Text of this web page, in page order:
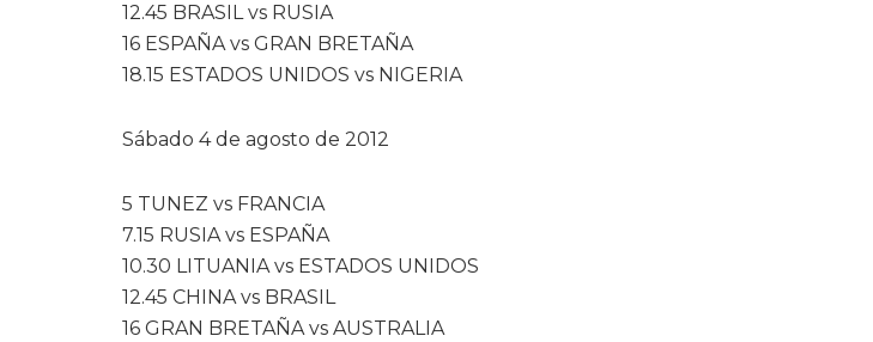
12.45 BRASIL vs RUSIA
16 ESPAÑA vs GRAN BRETAÑA
18.15 ESTADOS UNIDOS vs NIGERIA
Sábado 4 de agosto de 2012
5 TUNEZ vs FRANCIA
7.15 RUSIA vs ESPAÑA
10.30 LITUANIA vs ESTADOS UNIDOS
12.45 CHINA vs BRASIL
16 GRAN BRETAÑA vs AUSTRALIA